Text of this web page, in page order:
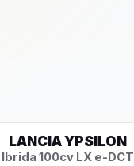
LANCIA YPSILON
Ibrida 100cv LX e-DCT